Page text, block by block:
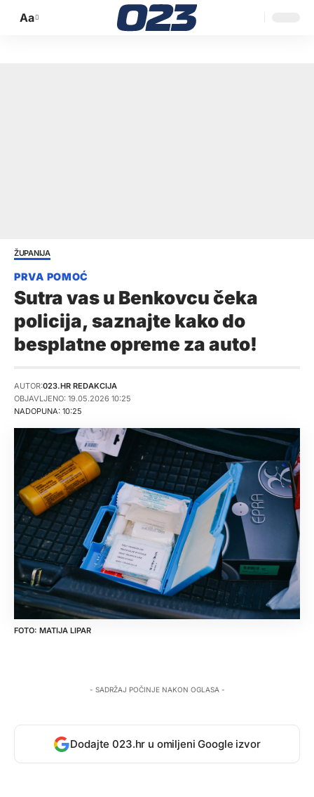
Promijeni
Aa
ŽUPANIJA
Sutra vas u Benkovcu čeka
policija, saznajte kako do
besplatne opreme za auto!
NADOPUNA: 10:25
AUTOR:023.HR REDAKCIJA
OBJAVLJENO: 19.05.2026 10:25
MATIJA LIPAR
- SADRŽAJ POČINJE NAKON OGLASA -
Dodajte 023.hr u omiljeni Google izvor